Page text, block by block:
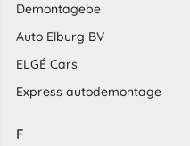
Demontagebe
Auto Elburg BV
ELGÉ Cars
Express autodemontage
F